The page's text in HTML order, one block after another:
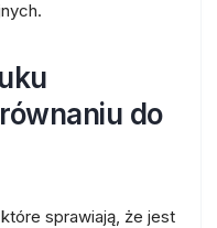
do
sprawiają, że jest